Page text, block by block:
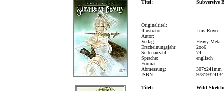
Titel: Subversive
Originaltitel:
Illustrator:
Autor:
Verlag:
Erscheinungsjahr:
Seitenanzahl:
Sprache:
Format:
Abmessung:
ISBN:
Luis Royo
Heavy Metal
2oo6
74
englisch
307x241mm
Titel: Wild